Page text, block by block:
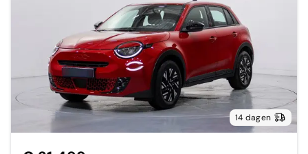
14 dagen